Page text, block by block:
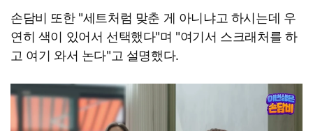
손담비 또한 "세트처럼 맞춘 게 아니냐고 하시는데 우
연히 색이 있어서 선택했다"며 "여기서 스크래처를 하
고 여기 와서 논다"고 설명했다.